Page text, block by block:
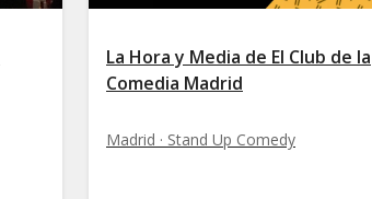
La Hora y Media de El Club de la
Comedia Madrid
Madrid · Stand Up Comedy